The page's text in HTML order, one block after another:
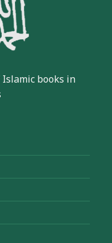
books in